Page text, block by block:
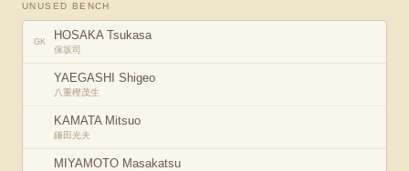
UNUSED BENCH
GK HOSAKA Tsukasa
保坂司
YAEGASHI Shigeo
八重樫茂生
KAMATA Mitsuo
鎌田光夫
MIYAMOTO Masakatsu